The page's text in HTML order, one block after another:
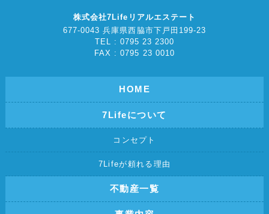
株式会社7Lifeリアルエステート
677-0043 兵庫県西脇市下戸田199-23
TEL : 0795 23 2300
FAX : 0795 23 0010
HOME
7Lifeについて
コンセプト
7Lifeが頼れる理由
不動産一覧